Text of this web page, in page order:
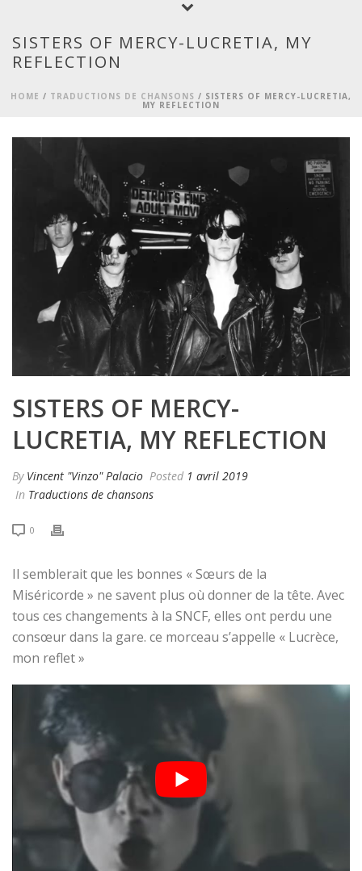
SISTERS OF MERCY-LUCRETIA, MY
REFLECTION
HOME / TRADUCTIONS DE CHANSONS / SISTERS OF MERCY-LUCRETIA,
MY REFLECTION
SISTERS OF MERCY-
LUCRETIA, MY REFLECTION
By Vincent "Vinzo" Palacio Posted 1 avril 2019
In Traductions de chansons
0
Il semblerait que les bonnes « Sœurs de la
Miséricorde » ne savent plus où donner de la tête. Avec
tous ces changements à la SNCF, elles ont perdu une
consœur dans la gare. ce morceau s’appelle « Lucrèce,
mon reflet »